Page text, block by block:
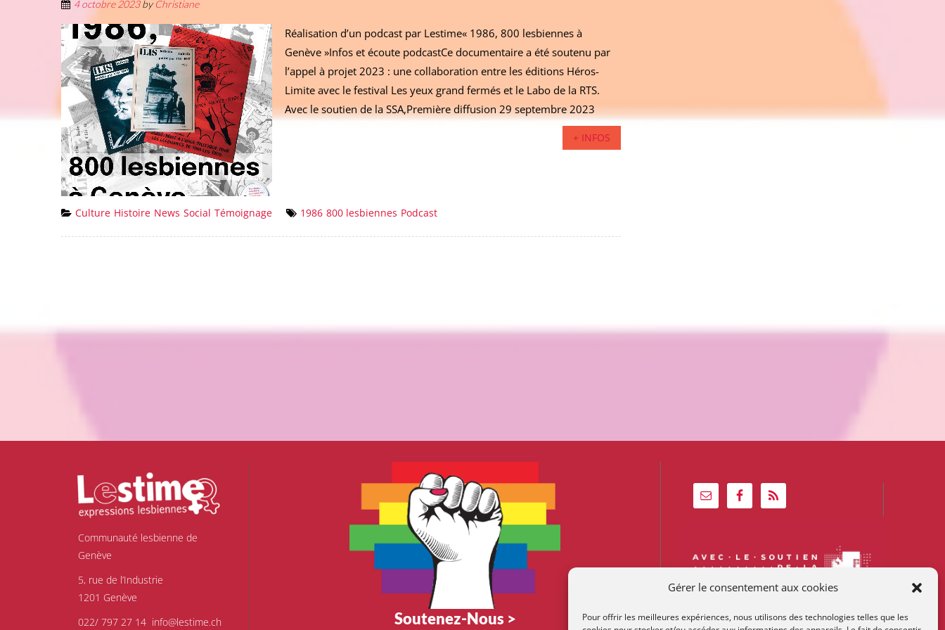
Gérer le consentement aux cookies
Pour offrir les meilleures expériences, nous utilisons des technologies telles que les
4 octobre 2023byChristiane
Réalisation d’un podcast par Lestime« 1986, 800 lesbiennes à
Genève »Infos et écoute podcastCe documentaire a été soutenu par
l’appel à projet 2023 : une collaboration entre les éditions Héros-
Limite avec le festival Les yeux grand fermés et le Labo de la RTS.
Avec le soutien de la SSA,Première diffusion 29 septembre 2023
+ INFOS
Culture Histoire News Social Témoignage 1986 800 lesbiennes Podcast
Communauté lesbienne de
Genève
5, rue de l’Industrie
1201 Genève
022/ 797 27 14 info@lestime.ch Soutenez-Nous >